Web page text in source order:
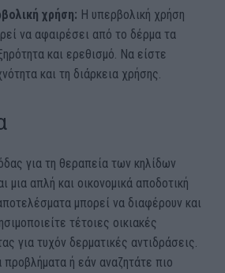
χρήση: Η υπερβολική χρήση
να αφαιρέσει από το δέρμα τα
και ερεθισμό. Να είστε
και τη διάρκεια χρήσης.
για τη θεραπεία των κηλίδων
μια απλή και οικονομικά αποδοτική
μπορεί να διαφέρουν και
τέτοιες οικιακές
για τυχόν δερματικές αντιδράσεις.
προβλήματα ή εάν αναζητάτε πιο